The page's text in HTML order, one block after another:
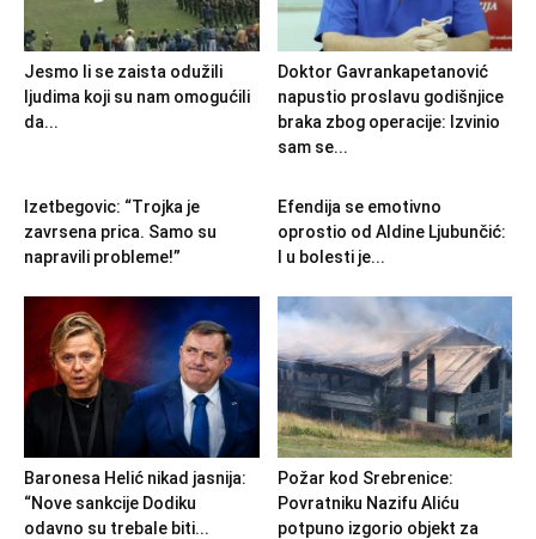
Jesmo li se zaista odužili
ljudima koji su nam omogućili
da...
Doktor Gavrankapetanović
napustio proslavu godišnjice
braka zbog operacije: Izvinio
sam se...
Izetbegovic: “Trojka je
zavrsena prica. Samo su
napravili probleme!”
Efendija se emotivno
oprostio od Aldine Ljubunčić:
I u bolesti je...
Baronesa Helić nikad jasnija:
“Nove sankcije Dodiku
odavno su trebale biti...
Požar kod Srebrenice:
Povratniku Nazifu Aliću
potpuno izgorio objekt za